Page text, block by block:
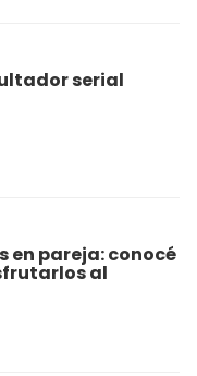
serial
en pareja: conocé
al